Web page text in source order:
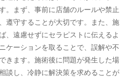
。まず、事前に店舗のルールや禁止
遵守することが大切です。また、施
、遠慮せずにセラピストに伝えるよ
ケーションを取ることで、誤解や不
きます。施術後に問題が発生した場
談し、冷静に解決策を求めることが